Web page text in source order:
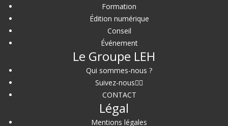
Formation
Édition numérique
Conseil
Événement
Le Groupe LEH
Qui sommes-nous ?
Suivez-nous
CONTACT
Légal
Mentions légales